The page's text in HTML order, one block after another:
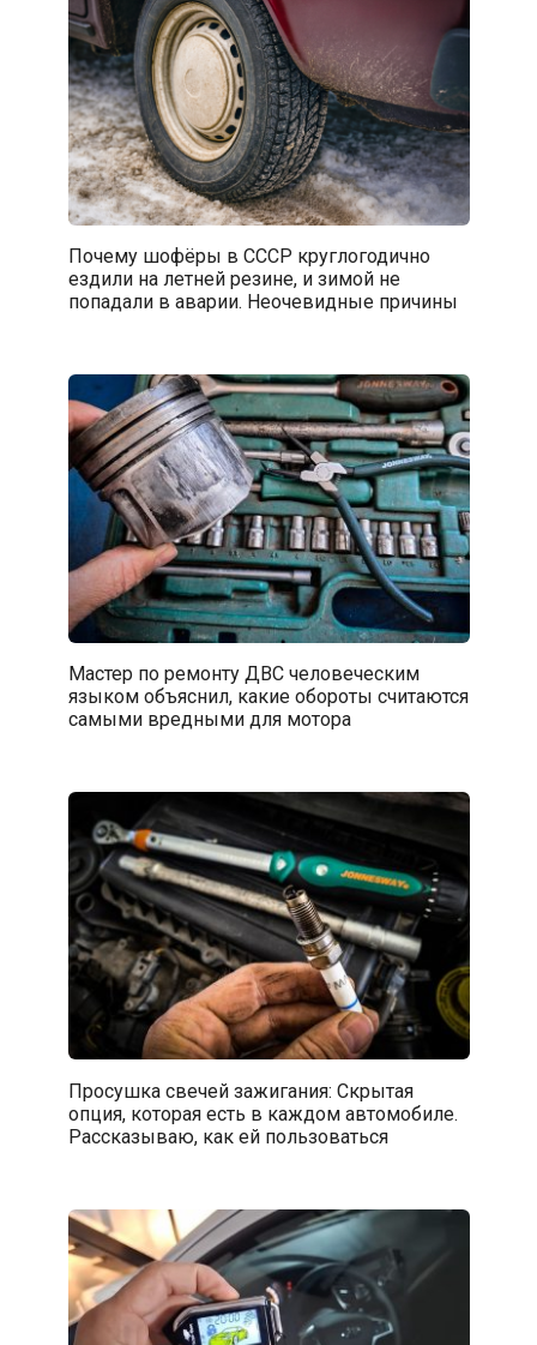
Почему шофёры в СССР круглогодично
ездили на летней резине, и зимой не
попадали в аварии. Неочевидные причины
Мастер по ремонту ДВС человеческим
языком объяснил, какие обороты считаются
самыми вредными для мотора
Просушка свечей зажигания: Скрытая
опция, которая есть в каждом автомобиле.
Рассказываю, как ей пользоваться